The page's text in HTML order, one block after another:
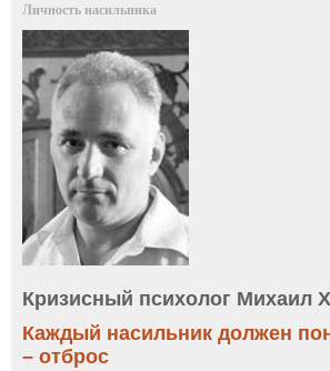
Личность насильника
Кризисный психолог Михаил
Каждый насильник должен
– отброс